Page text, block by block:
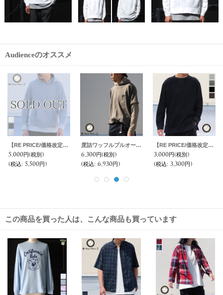
Audienceのオススメ
【RE PRICE/価格改定】ビッグワッフルプルオーバーフードパーカ【MADE IN JAPAN】『日本製』 / Upscape Audience
5,000円(税別)
(税込: 5,500円)
度詰ワッフルプルオーバーフードパーカ【MADE IN JAPAN】『日本製』 / Upscape Audience
6,300円(税別)
(税込: 6,930円)
【RE PRICE/価格改定】30/10裏毛サイドスリットオーバーサイズクルーネック長袖スウェット【MADE IN JAPAN】『日本製』/ Upscape Audience
3,000円(税別)
(税込: 3,300円)
この商品を買った人は、こんな商品も買っています